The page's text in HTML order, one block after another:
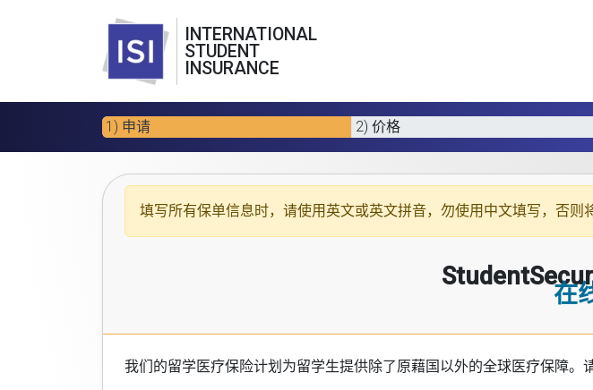
INTERNATIONAL
STUDENT
INSURANCE
1) 申请 2) 价格
填写所有保单信息时，请使用 英文或英文拼音，勿使用中文填写，否则
在
我们的留学医疗保险计划 为留学生提供除了原藉国以外的全球医疗保障。